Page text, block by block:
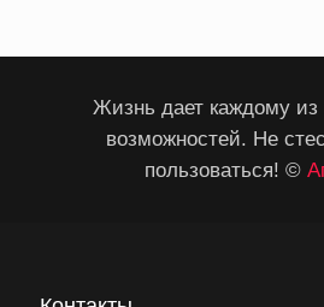
Жизнь дает каждому
возможностей. Не
пользоваться! ©